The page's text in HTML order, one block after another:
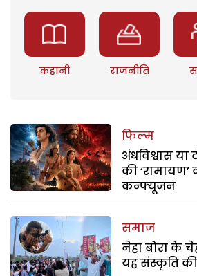
कहानी राजनीति
फिल्म
अंधविश्वास
की ‘रामायण’
कन्फ्यूजन
समाज
नेहा बोरा के
यह संस्कृति